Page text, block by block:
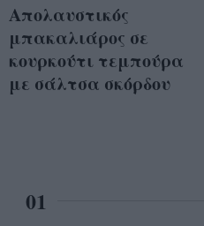
Απολαυστικός
μπακαλιάρος σε
κουρκούτι τεμπούρα
με σάλτσα σκόρδου
01